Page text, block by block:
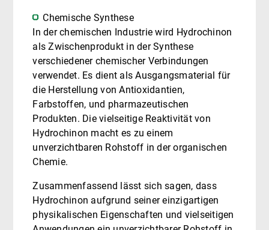
Chemische Synthese
In der chemischen Industrie wird Hydrochinon
als Zwischenprodukt in der Synthese
verschiedener chemischer Verbindungen
verwendet. Es dient als Ausgangsmaterial für
die Herstellung von Antioxidantien,
Farbstoffen, und pharmazeutischen
Produkten. Die vielseitige Reaktivität von
Hydrochinon macht es zu einem
unverzichtbaren Rohstoff in der organischen
Chemie.
Zusammenfassend lässt sich sagen, dass
Hydrochinon aufgrund seiner einzigartigen
physikalischen Eigenschaften und vielseitigen